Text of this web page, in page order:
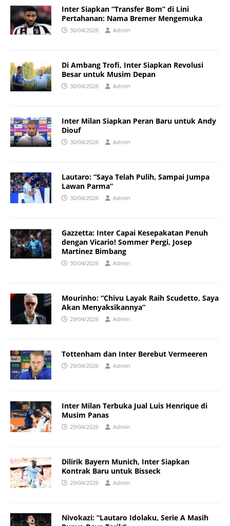
Inter Siapkan “Transfer Bom” di Lini
Pertahanan: Nama Bremer Mengemuka
30/04/2026 Admin
Di Ambang Trofi, Inter Siapkan Revolusi
Besar untuk Musim Depan
30/04/2026 Admin
Inter Milan Siapkan Peran Baru untuk Andy
Diouf
30/04/2026 Admin
Lautaro: “Saya Telah Pulih, Sampai Jumpa
Lawan Parma”
30/04/2026 Admin
Gazzetta: Inter Capai Kesepakatan Penuh
dengan Vicario! Sommer Pergi, Josep
Martinez Bimbang
30/04/2026 Admin
Mourinho: “Chivu Layak Raih Scudetto, Saya
Akan Menyaksikannya”
29/04/2026 Admin
Tottenham dan Inter Berebut Vermeeren
29/04/2026 Admin
Inter Milan Terbuka Jual Luis Henrique di
Musim Panas
29/04/2026 Admin
Dilirik Bayern Munich, Inter Siapkan
Kontrak Baru untuk Bisseck
29/04/2026 Admin
Nivokazi: “Lautaro Idolaku, Serie A Masih